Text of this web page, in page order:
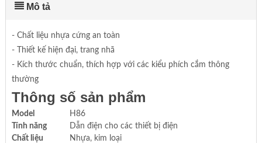
Mô tả
- Chất liệu nhựa cứng an toàn
- Thiết kế hiện đại, trang nhã
- Kích thước chuẩn, thích hợp với các kiểu phích cắm thông
thường
Thông số sản phẩm
Model
H86
Tính năng
Dẫn điện cho các thiết bị điện
Chất liệu
Nhựa, kim loại